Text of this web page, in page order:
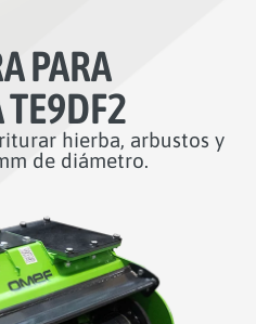
PARA
TE9DF2
hierba, arbustos y
de diámetro.